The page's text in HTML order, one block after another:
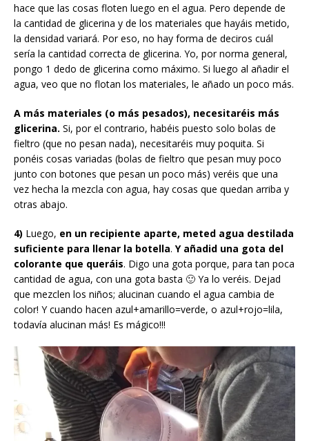
hace que las cosas floten luego en el agua. Pero depende de
la cantidad de glicerina y de los materiales que hayáis metido,
la densidad variará. Por eso, no hay forma de deciros cuál
sería la cantidad correcta de glicerina. Yo, por norma general,
pongo 1 dedo de glicerina como máximo. Si luego al añadir el
agua, veo que no flotan los materiales, le añado un poco más.
A más materiales (o más pesados), necesitaréis más
glicerina. Si, por el contrario, habéis puesto solo bolas de
fieltro (que no pesan nada), necesitaréis muy poquita. Si
ponéis cosas variadas (bolas de fieltro que pesan muy poco
junto con botones que pesan un poco más) veréis que una
vez hecha la mezcla con agua, hay cosas que quedan arriba y
otras abajo.
4) Luego, en un recipiente aparte, meted agua destilada
suficiente para llenar la botella. Y añadid una gota del
colorante que queráis. Digo una gota porque, para tan poca
cantidad de agua, con una gota basta 🙂 Ya lo veréis. Dejad
que mezclen los niños; alucinan cuando el agua cambia de
color! Y cuando hacen azul+amarillo=verde, o azul+rojo=lila,
todavía alucinan más! Es mágico!!!